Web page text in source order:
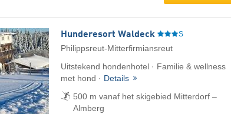
Hunderesort Waldeck S
Philippsreut-Mitterfirmiansreut
Uitstekend hondenhotel · Familie & wellness
met hond · Details
500 m vanaf het skigebied Mitterdorf –
Almberg